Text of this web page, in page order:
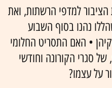
למדפי הרשתות, ואת
נהנו בסוף השבוע
• האם התסריט החלומי
של סגרי הקורונה וחודשי
על עצמו?